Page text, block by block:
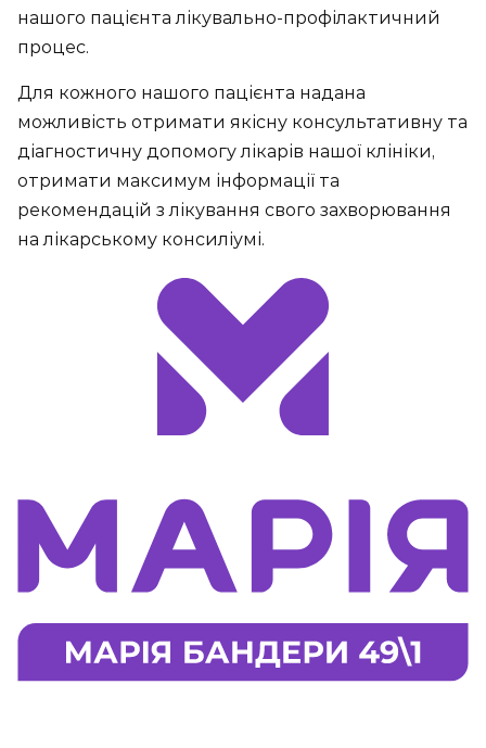
нашого пацієнта лікувально-профілактичний
процес.
Для кожного нашого пацієнта надана
можливість отримати якісну консультативну та
діагностичну допомогу лікарів нашої клініки,
отримати максимум інформації та
рекомендацій з лікування свого захворювання
на лікарському консиліумі.